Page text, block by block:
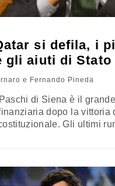
si defila, i
gli aiuti di
e Fernando Pineda
Paschi di Siena è il
dopo la vittoria
Gli ultimi
di fatto al…